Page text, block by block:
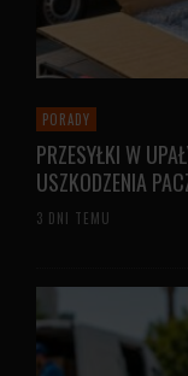
PORADY
PRZESYŁKI W
USZKODZENIA
3 DNI TEMU